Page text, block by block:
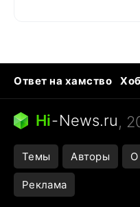
Ответ на хамство
Бензин 100 vs 95
Следующая пандемия
Hi-News.ru,
Темы Авторы О
Реклама